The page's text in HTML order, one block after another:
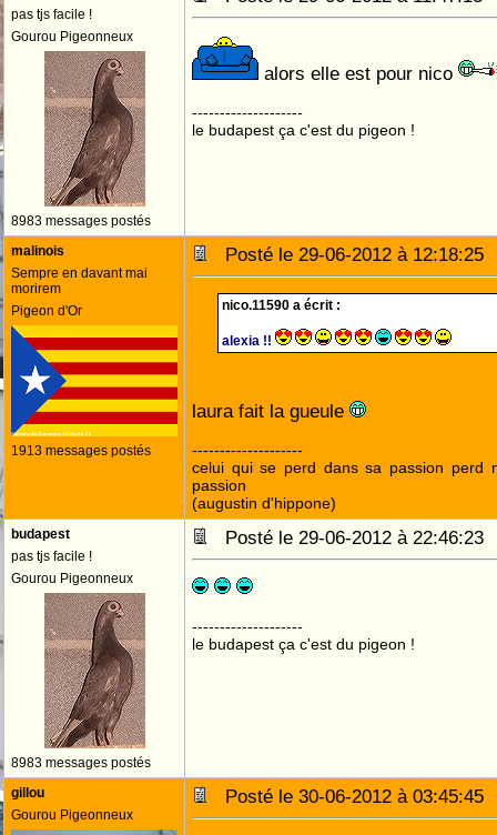
pas tjs facile !
Gourou Pigeonneux
8983 messages postés
alors elle est pour nico
--------------------
le budapest ça c'est du pigeon !
malinois
Sempre en davant mai
morirem
Pigeon d'Or
1913 messages postés
Posté le 29-06-2012 à
nico.11590 a écrit :
alexia !!
laura fait la gueule
--------------------
celui qui se perd dans sa passion perd
passion
(augustin d'hippone)
budapest
pas tjs facile !
Gourou Pigeonneux
8983 messages postés
Posté le 29-06-2012 à
--------------------
le budapest ça c'est du pigeon !
gillou
Gourou Pigeonneux
Posté le 30-06-2012 à